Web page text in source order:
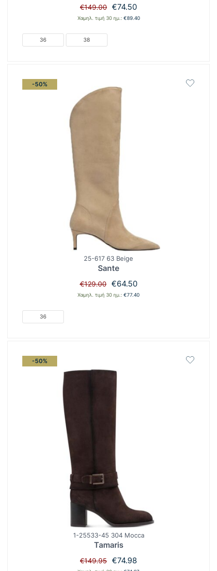
€149.00 Original
price
€74.50
τρέχουσα
Χαμηλ. τιμή 30 ημ.: €89.40
36 38
-50%
25-617 63 Beige
Sante
€129.00
Original
price
€64.50Η
τρέχουσα
Χαμηλ. τιμή 30 ημ.: €77.40
36
-50%
1-25533-45 304 Mocca
Tamaris
€149.95 Original
€74.98